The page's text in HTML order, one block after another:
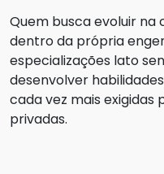
Quem busca evoluir
dentro da própria
especializações lato
desenvolver
cada vez mais exigidas
privadas.